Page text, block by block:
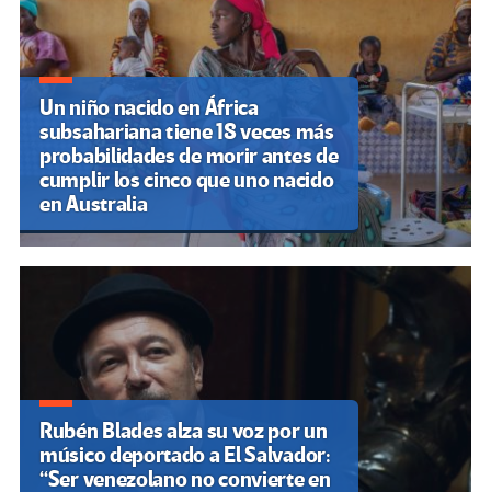
Un niño nacido en África
subsahariana tiene 18 veces más
probabilidades de morir antes de
cumplir los cinco que uno nacido
en Australia
Rubén Blades alza su voz por un
músico deportado a El Salvador:
“Ser venezolano no convierte en